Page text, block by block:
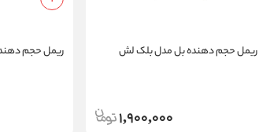
ریمل حجم دهنده بل مدل بلک لش
1,900,000
ریمل حجم